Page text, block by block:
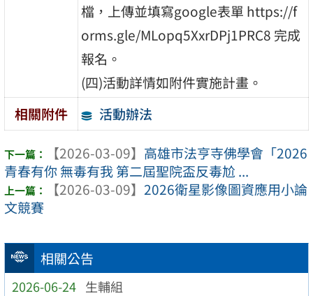
相關公告
2026-06-24 生輔組
檔，上傳並填寫google表單 https://f
orms.gle/MLopq5XxrDPj1PRC8 完成
報名。
(四)活動詳情如附件實施計畫。
相關附件
活動辦法
【2026-03-09】 高雄市法亨寺佛學會「2026
青春有你 無毒有我 第二屆聖院盃反毒尬 ...
【2026-03-09】 2026衛星影像圖資應用小論
文競賽